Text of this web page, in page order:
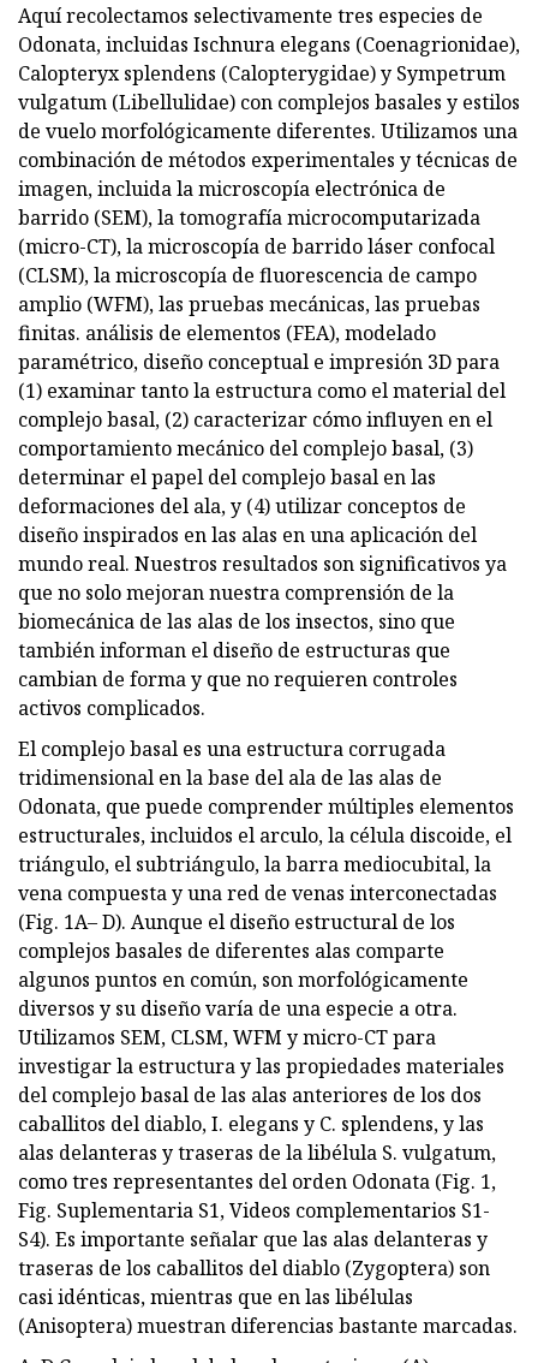
Aquí recolectamos selectivamente tres especies de
Odonata, incluidas Ischnura elegans (Coenagrionidae),
Calopteryx splendens (Calopterygidae) y Sympetrum
vulgatum (Libellulidae) con complejos basales y estilos
de vuelo morfológicamente diferentes. Utilizamos una
combinación de métodos experimentales y técnicas de
imagen, incluida la microscopía electrónica de
barrido (SEM), la tomografía microcomputarizada
(micro-CT), la microscopía de barrido láser confocal
(CLSM), la microscopía de fluorescencia de campo
amplio (WFM), las pruebas mecánicas, las pruebas
finitas. análisis de elementos (FEA), modelado
paramétrico, diseño conceptual e impresión 3D para
(1) examinar tanto la estructura como el material del
complejo basal, (2) caracterizar cómo influyen en el
comportamiento mecánico del complejo basal, (3)
determinar el papel del complejo basal en las
deformaciones del ala, y (4) utilizar conceptos de
diseño inspirados en las alas en una aplicación del
mundo real. Nuestros resultados son significativos ya
que no solo mejoran nuestra comprensión de la
biomecánica de las alas de los insectos, sino que
también informan el diseño de estructuras que
cambian de forma y que no requieren controles
activos complicados.
El complejo basal es una estructura corrugada
tridimensional en la base del ala de las alas de
Odonata, que puede comprender múltiples elementos
estructurales, incluidos el arculo, la célula discoide, el
triángulo, el subtriángulo, la barra mediocubital, la
vena compuesta y una red de venas interconectadas
(Fig. 1A– D). Aunque el diseño estructural de los
complejos basales de diferentes alas comparte
algunos puntos en común, son morfológicamente
diversos y su diseño varía de una especie a otra.
Utilizamos SEM, CLSM, WFM y micro-CT para
investigar la estructura y las propiedades materiales
del complejo basal de las alas anteriores de los dos
caballitos del diablo, I. elegans y C. splendens, y las
alas delanteras y traseras de la libélula S. vulgatum,
como tres representantes del orden Odonata (Fig. 1,
Fig. Suplementaria S1, Videos complementarios S1-
S4). Es importante señalar que las alas delanteras y
traseras de los caballitos del diablo (Zygoptera) son
casi idénticas, mientras que en las libélulas
(Anisoptera) muestran diferencias bastante marcadas.